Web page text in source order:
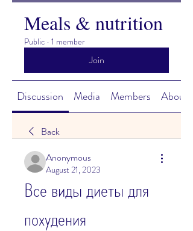
Meals & nutrition
Public · 1 member
Join
Discussion Media Members About
Back
Anonymous
August 21, 2023
Все виды диеты для
похудения